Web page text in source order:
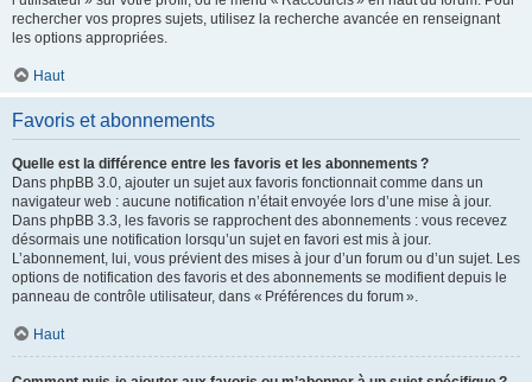
rechercher vos propres sujets, utilisez la recherche avancée en renseignant
les options appropriées.
Haut
Favoris et abonnements
Quelle est la différence entre les favoris et les abonnements ?
Dans phpBB 3.0, ajouter un sujet aux favoris fonctionnait comme dans un
navigateur web : aucune notification n’était envoyée lors d’une mise à jour.
Dans phpBB 3.3, les favoris se rapprochent des abonnements : vous recevez
désormais une notification lorsqu’un sujet en favori est mis à jour.
L’abonnement, lui, vous prévient des mises à jour d’un forum ou d’un sujet. Les
options de notification des favoris et des abonnements se modifient depuis le
panneau de contrôle utilisateur, dans « Préférences du forum ».
Haut